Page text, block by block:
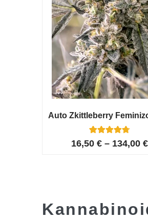
Auto Zkittleberry
Oceniony
4.80
5
16,50 € – 134,00 €